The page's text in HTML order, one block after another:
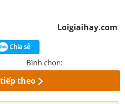
Loigiaihay.com
Chia sẻ
Bình chọn:
theo